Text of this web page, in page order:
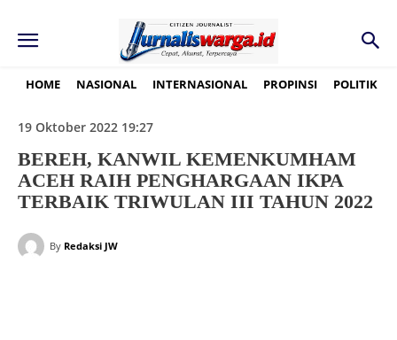
HOME NASIONAL INTERNASIONAL PROPINSI POLITIK
19 Oktober 2022 19:27
BEREH, KANWIL KEMENKUMHAM
ACEH RAIH PENGHARGAAN IKPA
TERBAIK TRIWULAN III TAHUN 2022
By Redaksi JW